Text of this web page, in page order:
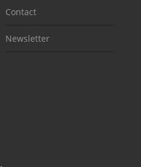
Contact
Newsletter